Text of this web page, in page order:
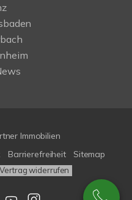
Immobilien
Barrierefreiheit
Sitemap
Vertrag widerrufen